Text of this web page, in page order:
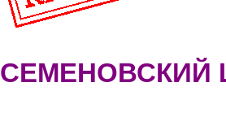
СЕМЕНОВСКИЙ